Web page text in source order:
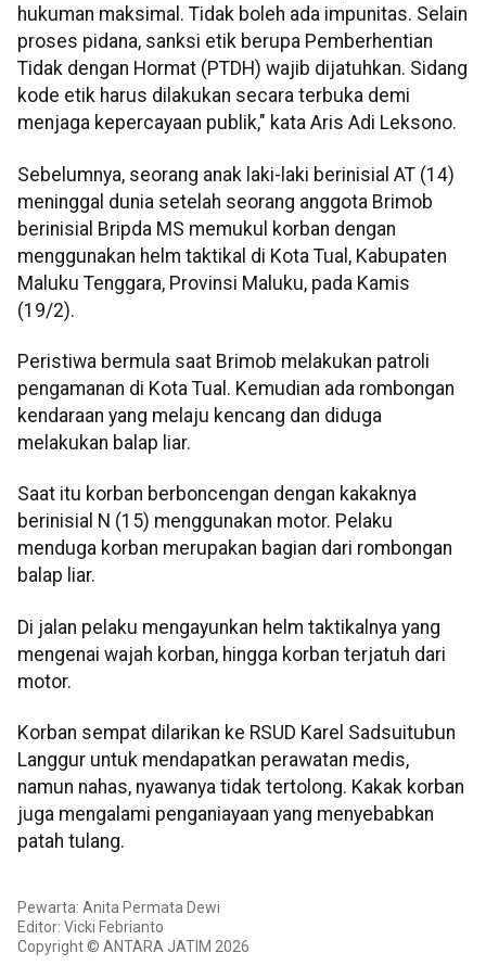
hukuman maksimal. Tidak boleh ada impunitas. Selain
proses pidana, sanksi etik berupa Pemberhentian
Tidak dengan Hormat (PTDH) wajib dijatuhkan. Sidang
kode etik harus dilakukan secara terbuka demi
menjaga kepercayaan publik," kata Aris Adi Leksono.
Sebelumnya, seorang anak laki-laki berinisial AT (14)
meninggal dunia setelah seorang anggota Brimob
berinisial Bripda MS memukul korban dengan
menggunakan helm taktikal di Kota Tual, Kabupaten
Maluku Tenggara, Provinsi Maluku, pada Kamis
(19/2).
Peristiwa bermula saat Brimob melakukan patroli
pengamanan di Kota Tual. Kemudian ada rombongan
kendaraan yang melaju kencang dan diduga
melakukan balap liar.
Saat itu korban berboncengan dengan kakaknya
berinisial N (15) menggunakan motor. Pelaku
menduga korban merupakan bagian dari rombongan
balap liar.
Di jalan pelaku mengayunkan helm taktikalnya yang
mengenai wajah korban, hingga korban terjatuh dari
motor.
Korban sempat dilarikan ke RSUD Karel Sadsuitubun
Langgur untuk mendapatkan perawatan medis,
namun nahas, nyawanya tidak tertolong. Kakak korban
juga mengalami penganiayaan yang menyebabkan
patah tulang.
Pewarta: Anita Permata Dewi
Editor: Vicki Febrianto
Copyright © ANTARA JATIM 2026